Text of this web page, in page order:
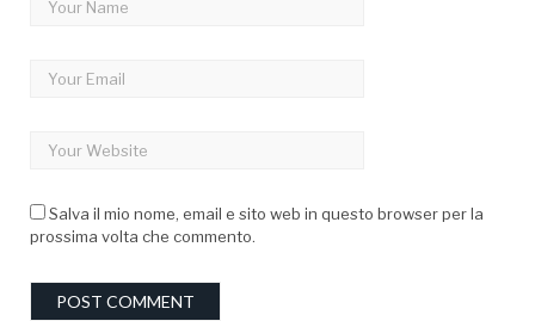
Salva il mio nome, email e sito web in questo browser per la
prossima volta che commento.